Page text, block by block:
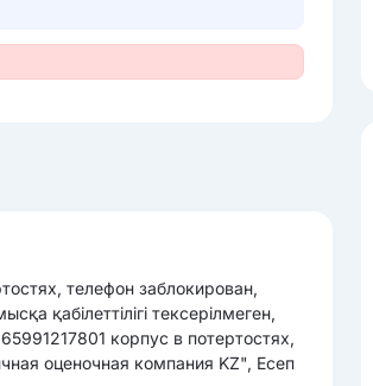
телефон заблокирован,
қабілеттілігі тексерілмеген,
корпус в потертостях,
оценочная компания KZ", Есеп